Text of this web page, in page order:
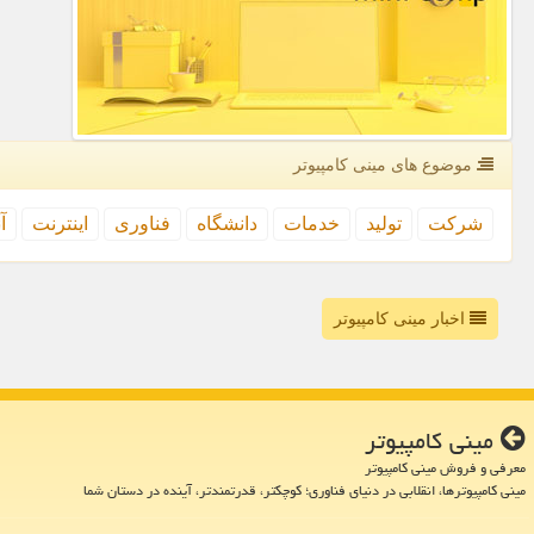
موضوع های مینی كامپیوتر
شركت تولید خدمات دانشگاه فناوری اینترنت
اخبار مینی کامپیوتر
مینی كامپیوتر
معرفی و فروش مینی کامپیوتر
مینی کامپیوترها، انقلابی در دنیای فناوری؛ کوچکتر، قدرتمندتر، آینده در دستان شما